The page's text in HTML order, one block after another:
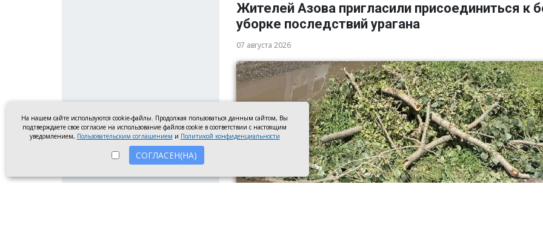
Жителей Азова пригласили присоединиться к
уборке последствий урагана
07 августа 2026
На нашем сайте используются cookie-файлы. Продолжая пользоваться данным сайтом, Вы
подтверждаете свое согласие на использование файлов cookie в соответствии с настоящим
уведомлением, Пользовательским соглашением и Политикой конфиденциальности
СОГЛАСЕН(НА)